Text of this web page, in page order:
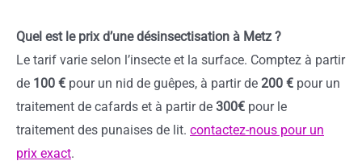
Quel est le prix d’une désinsectisation à Metz ?
Le tarif varie selon l’insecte et la surface. Comptez à partir
de 100 € pour un nid de guêpes, à partir de 200 € pour un
traitement de cafards et à partir de 300€ pour le
traitement des punaises de lit. contactez-nous pour un
prix exact.